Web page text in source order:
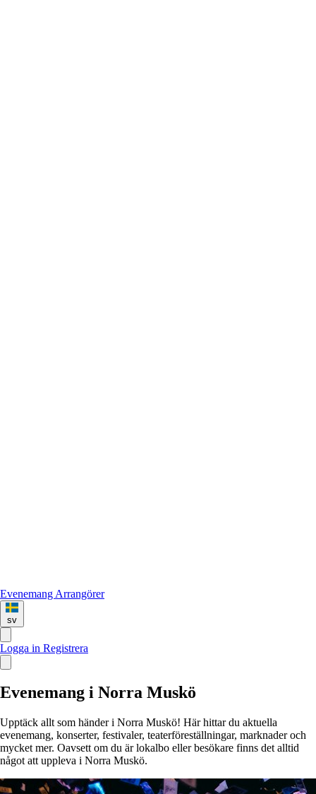
Evenemang Arrangörer
sv
Logga in Registrera
Evenemang i Norra Muskö
Upptäck allt som händer i Norra Muskö! Här hittar du aktuella
evenemang, konserter, festivaler, teaterföreställningar, marknader och
mycket mer. Oavsett om du är lokalbo eller besökare finns det alltid
något att uppleva i Norra Muskö.